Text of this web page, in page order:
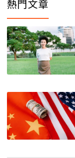
熱門文章